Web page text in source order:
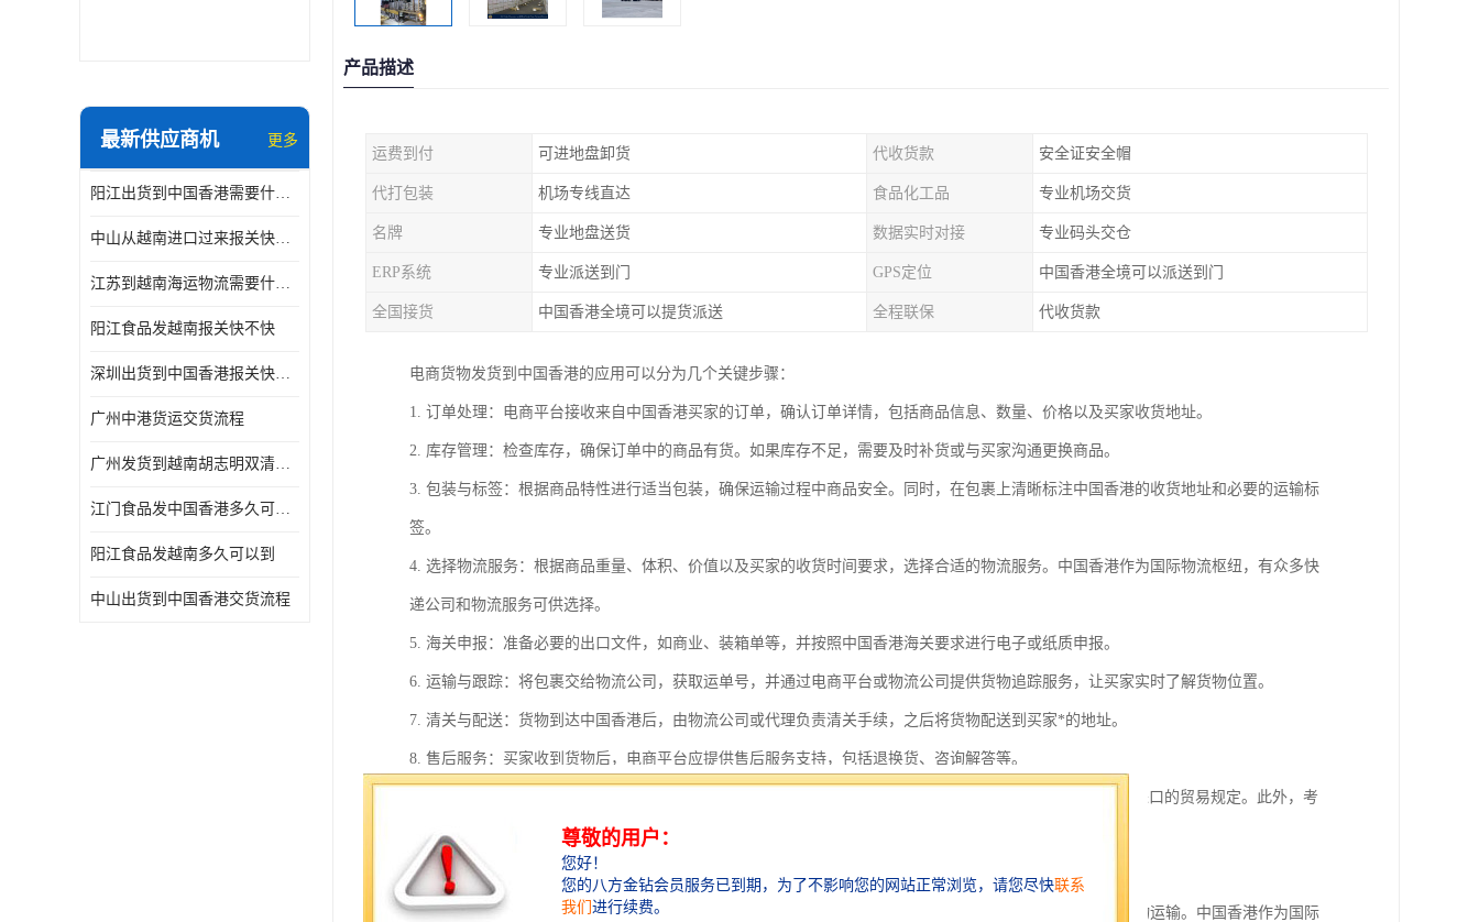
最新供应商机 更多
阳江出货到中国香港需要什么条件 专线直达
中山从越南进口过来报关快不快
江苏到越南海运物流需要什么条件 一步到位
阳江食品发越南报关快不快
深圳出货到中国香港报关快不快 一手货源
广州中港货运交货流程
广州发货到越南胡志明双清需要什么文件
江门食品发中国香港多久可以到 一键发货
阳江食品发越南多久可以到
中山出货到中国香港交货流程
产品描述
运费到付 可进地盘卸货 代收货款 安全证安全帽
代打包装 机场专线直达 食品化工品 专业机场交货
名牌 专业地盘送货 数据实时对接 专业码头交仓
ERP系统 专业派送到门 GPS定位 中国香港全境可以派送到门
全国接货 中国香港全境可以提货派送 全程联保 代收货款
电商货物发货到中国香港的应用可以分为几个关键步骤：
1. 订单处理：电商平台接收来自中国香港买家的订单，确认订单详情，包括商品信息、数量、价格以及买家收货地址。
2. 库存管理：检查库存，确保订单中的商品有货。如果库存不足，需要及时补货或与买家沟通更换商品。
3. 包装与标签：根据商品特性进行适当包装，确保运输过程中商品安全。同时，在包裹上清晰标注中国香港的收货地址和必要的运输标
签。
4. 选择物流服务：根据商品重量、体积、价值以及买家的收货时间要求，选择合适的物流服务。中国香港作为国际物流枢纽，有众多快
递公司和物流服务可供选择。
5. 海关申报：准备必要的出口文件，如商业、装箱单等，并按照中国香港海关要求进行电子或纸质申报。
6. 运输与跟踪：将包裹交给物流公司，获取运单号，并通过电商平台或物流公司提供货物追踪服务，让买家实时了解货物位置。
7. 清关与配送：货物到达中国香港后，由物流公司或代理负责清关手续，之后将货物配送到买家*的地址。
8. 售后服务：买家收到货物后，电商平台应提供售后服务支持，包括退换货、咨询解答等。
在整个过程中，电商平台需要确保信息流、物流和资金流的顺畅，同时遵守相关的法律法规，特别是出口和进口的贸易规定。此外，考
虑到中国香港的特殊地位，电商平台还需要了解并遵守中国香港特别行政区的相关政策和条例。
中港物流公司具有以下几个显著特点：
1. 地理位置优势：中港物流公司通常位于中国内地与中国香港之间的交通枢纽地带，便于快速连接两地的货物运输。中国香港作为国际